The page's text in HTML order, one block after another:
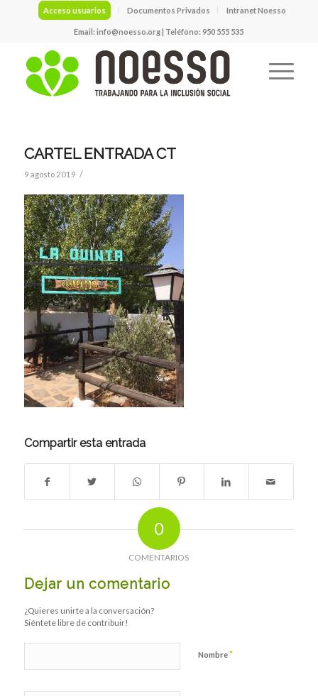
Acceso usuarios Documentos Privados Intranet Noesso
Email:info@noesso.org| Teléfono: 950 555 535
CARTEL ENTRADA CT
9 agosto 2019 /
Compartir esta entrada
0
COMENTARIOS
Dejar un comentario
¿Quieres unirte a la conversación?
Siéntete libre de contribuir!
Nombre*